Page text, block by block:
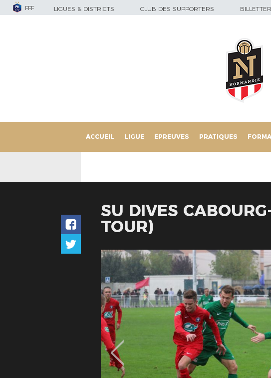
FFF LIGUES & DISTRICTS CLUB DES SUPPORTERS
ACCUEIL LIGUE EPREUVES PRATIQUES
SU DIVES
TOUR)